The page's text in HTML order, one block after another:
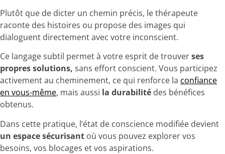
Plutôt que de dicter un chemin précis, le thérapeute
raconte des histoires ou propose des images qui
dialoguent directement avec votre inconscient.
Ce langage subtil permet à votre esprit de trouverses
propres solutions, sans effort conscient. Vous participez
activement au cheminement, ce qui renforce la confiance
en vous-même, mais aussi la durabilité des bénéfices
obtenus.
Dans cette pratique, l’état de conscience modifiée devient
un espace sécurisant où vous pouvez explorer vos
besoins, vos blocages et vos aspirations.